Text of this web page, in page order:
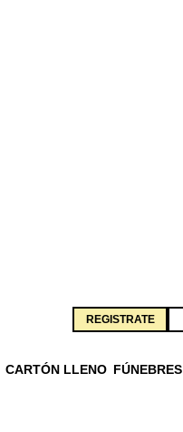
REGISTRATE
CARTÓN LLENO FÚNEBRES